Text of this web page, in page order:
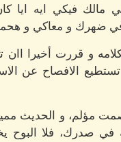
مالك فيكي ايه ايا
في ضهرك و معاكي و
و قررت أخيرا
الافصاح عن
مؤلم، و الحديث
في صدرك، فلا البوح